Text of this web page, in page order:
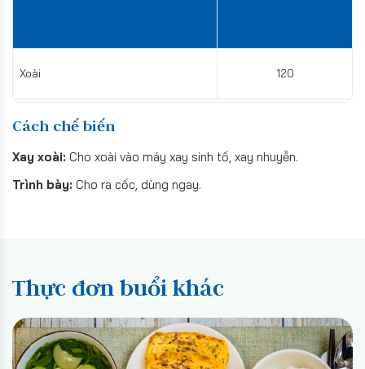
Xoài 120
Cách chế biến
Xay xoài: Cho xoài vào máy xay sinh tố, xay nhuyễn.
Trình bày: Cho ra cốc, dùng ngay.
Thực đơn buổi khác